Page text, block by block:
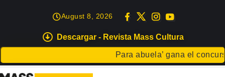
Descargar - Revista Mass Cultura
Para abuela’ gana el
August 8, 2026
FUERTEVENTURA ISLAS
Música ecológica y